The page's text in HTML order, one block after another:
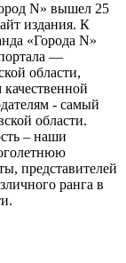
N» вышел 25
издания. К
«Города N»
—
области,
- самый
области.
– наши
представителей
ранга в